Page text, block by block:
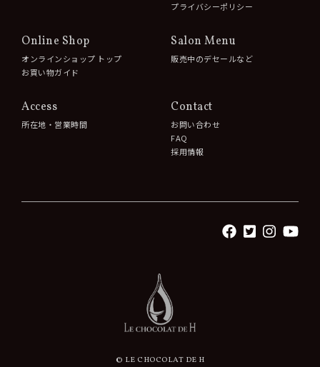
プライバシーポリシー
Online Shop
オンラインショップ トップ
お買い物ガイド
Salon Menu
販売中のデセールなど
Access
所在地・営業時間
Contact
お問い合わせ
FAQ
採用情報
© LE CHOCOLAT DE H